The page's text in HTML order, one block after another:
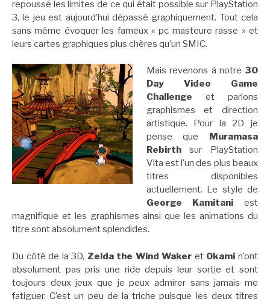
repoussé les limites de ce qui était possible sur PlayStation
3, le jeu est aujourd’hui dépassé graphiquement. Tout cela
sans même évoquer les fameux « pc masteure rasse » et
leurs cartes graphiques plus chères qu’un SMIC.
Mais revenons à notre 30
Day Video Game
Challenge et parlons
graphismes et direction
artistique. Pour la 2D je
pense que
Muramasa
Rebirthsur PlayStation
Vita est l’un des plus beaux
titres disponibles
actuellement. Le style de
George Kamitani est
magnifique et les graphismes ainsi que les animations du
titre sont absolument splendides.
Du côté de la 3D, Zelda the Wind Waker et Okami n’ont
absolument pas pris une ride depuis leur sortie et sont
toujours deux jeux que je peux admirer sans jamais me
fatiguer. C’est un peu de la triche puisque les deux titres